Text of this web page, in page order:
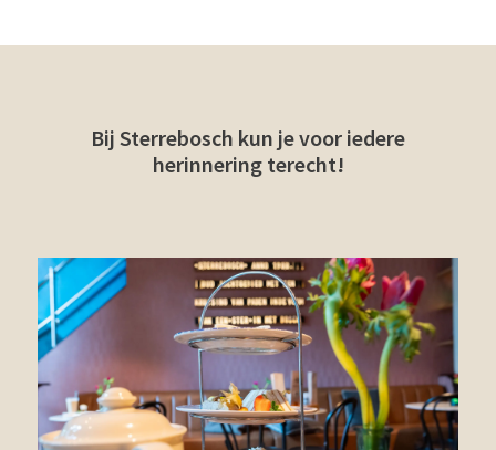
Bij Sterrebosch kun je voor iedere
herinnering terecht!